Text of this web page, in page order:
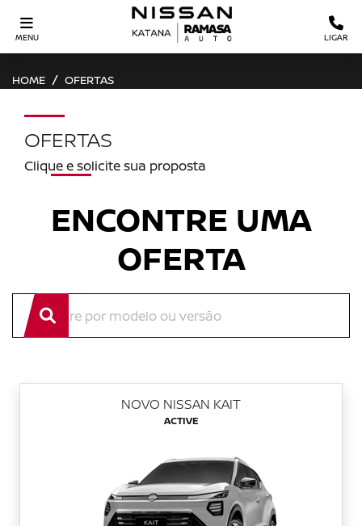
MENU LIGAR
HOME OFERTAS
OFERTAS
Clique e solicite sua proposta
ENCONTRE UMA
OFERTA
NOVO NISSAN KAIT
ACTIVE